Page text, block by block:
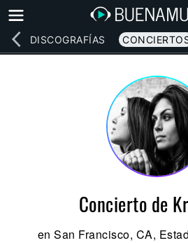
DISCOGRAFÍAS
Concierto de
en San Francisco, CA,